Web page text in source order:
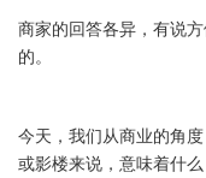
商家的回答各异，有说
的。
今天，我们从商业的角
或影楼来说，意味着什